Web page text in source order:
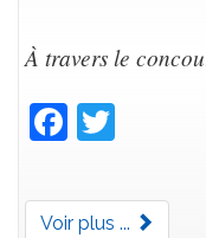
À travers le
Facebook
Voir plus ...